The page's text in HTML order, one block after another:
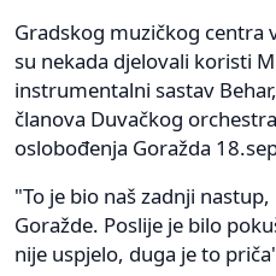
Gradskog muzičkog centra
su nekada djelovali koristi
instrumentalni sastav
članova Duvačkog
oslobođenja Goražda
"To je bio naš zadnji
Goražde. Poslije je bilo
nije uspjelo, duga je to